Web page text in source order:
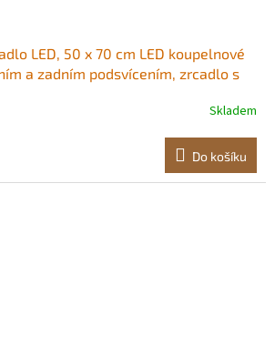
LED, 50 x 70 cm LED koupelnové
a zadním podsvícením, zrcadlo s
zrcadlo ve 3 barvách, nástěnné
Skladem
Do košíku